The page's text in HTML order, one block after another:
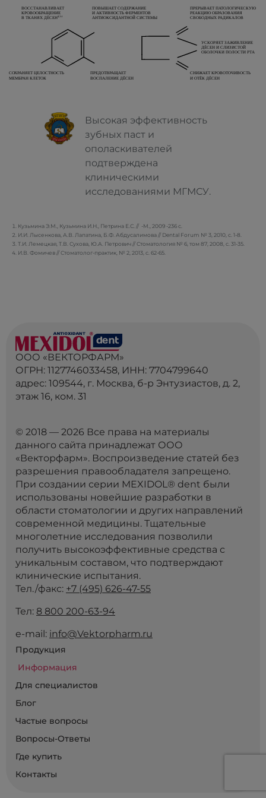
Высокая эффективность
зубных паст и
ополаскивателей
подтверждена
клиническими
исследованиями МГМСУ.
Кузьмина Э.М., Кузьмина И.Н., Петрина Е.С. // -М., 2009 -236 с.
И.И. Лысенкова, А.В. Лапатина, Б.Ф. Абдусалимова // Dental Forum № 3, 2010, с. 1-8.
Т.И. Лемецкая, Т.В. Сухова, Ю.А. Петрович // Стоматология № 6, том 87, 2008, с. 31-35.
И.В. Фомичев // Стоматолог-практик, № 2, 2013, с. 62-65.
ООО «ВЕКТОРФАРМ»
ОГРН: 1127746033458, ИНН: 7704799640
адрес: 109544, г. Москва, б-р Энтузиастов, д. 2,
этаж 16, ком. 31
© 2018 — 2026 Все права на материалы
данного сайта принадлежат ООО
«Векторфарм». Воспроизведение статей без
разрешения правообладателя запрещено.
При создании серии MEXIDOL® dent были
использованы новейшие разработки в
области стоматологии и других направлений
современной медицины. Тщательные
многолетние исследования позволили
получить высокоэффективные средства с
уникальным составом, что подтверждают
клинические испытания.
Тел./факс: +7 (495) 626-47-55
Тел: 8 800 200-63-94
e-mail: info@Vektorpharm.ru
Продукция
Информация
Для специалистов
Блог
Частые вопросы
Вопросы-Ответы
Где купить
Контакты